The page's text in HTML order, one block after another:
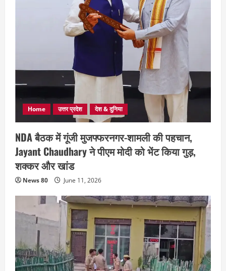
Home उत्तर प्रदेश देश & दुनिया
NDA बैठक में गूंजी मुजफ्फरनगर-शामली की पहचान,
Jayant Chaudhary ने पीएम मोदी को भेंट किया गुड़,
शक्कर और खांड
News 80 June 11, 2026